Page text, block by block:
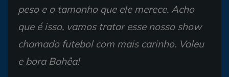
peso e o tamanho que ele merece. Acho
que é isso, vamos tratar esse nosso show
chamado futebol com mais carinho. Valeu
e bora Bahêa!